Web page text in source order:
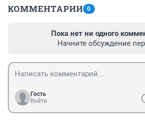
КОММЕНТАРИИ 0
Пока нет ни одного
Начните обсуждение
Гость
Войти